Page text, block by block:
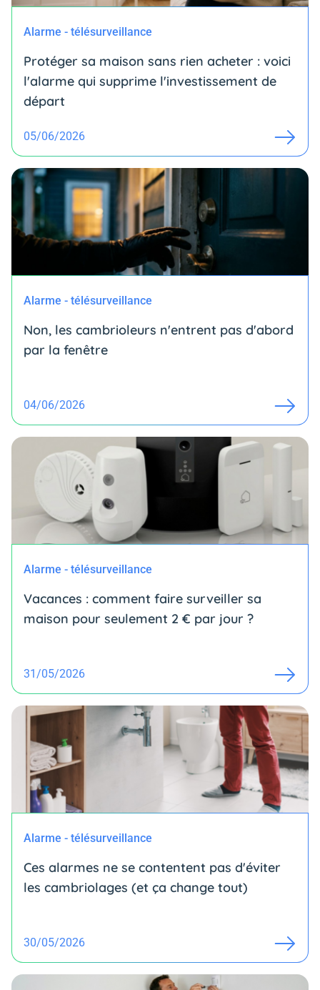
Alarme - télésurveillance
Protéger sa maison sans rien acheter : voici
l'alarme qui supprime l'investissement de
départ
05/06/2026
Alarme - télésurveillance
Non, les cambrioleurs n'entrent pas d'abord
par la fenêtre
04/06/2026
Alarme - télésurveillance
Vacances : comment faire surveiller sa
maison pour seulement 2 € par jour ?
31/05/2026
Alarme - télésurveillance
Ces alarmes ne se contentent pas d'éviter
les cambriolages (et ça change tout)
30/05/2026